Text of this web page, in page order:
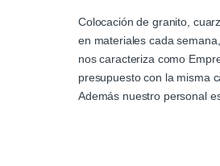
Colocación de granito,
en materiales cada
nos caracteriza como
presupuesto con la misma
Además nuestro personal